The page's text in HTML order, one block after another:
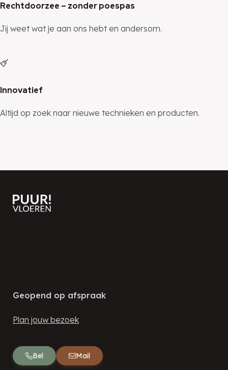
Rechtdoorzee – zonder poespas
Jij weet wat je aan ons hebt en andersom.
Innovatief
Altijd op zoek naar nieuwe technieken en producten.
Geopend op afspraak
Plan jouw bezoek
Bel Mail